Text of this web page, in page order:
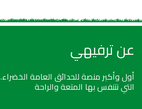
عن ترفيهي
أول وأكبر منصة للحدائق العامة
التي نتنفس بها المتعة والراحة